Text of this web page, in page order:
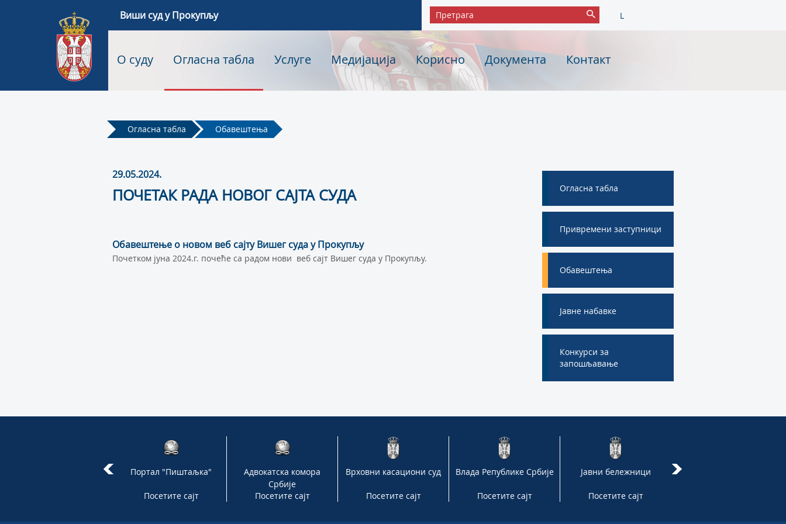
Виши суд у Прокупљу L
О суду Огласна табла Услуге Медијација Корисно Документа Контакт
Огласна табла Обавештења
Огласна табла
Привремени заступници
Обавештења
Јавне набавке
Конкурси за
запошљавање
29.05.2024.
ПОЧЕТАК РАДА НОВОГ САЈТА СУДА
Обавештење о новом веб сајту Вишег суда у Прокупљу
Почетком јуна 2024.г. почеће са радом нови веб сајт Вишег суда у Прокупљу.
Државно веће тужилаца Портал "Пиштаљка"
Посетите сајт
Адвокатска комора
Србије
Посетите сајт
Врховни касациони суд
Посетите сајт
Влада Републике Србије
Посетите сајт
Јавни бележници
Посетите сајт
период 2013-2018.